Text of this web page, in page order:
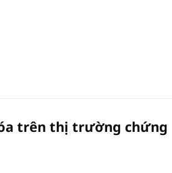
trên thị trường chứng